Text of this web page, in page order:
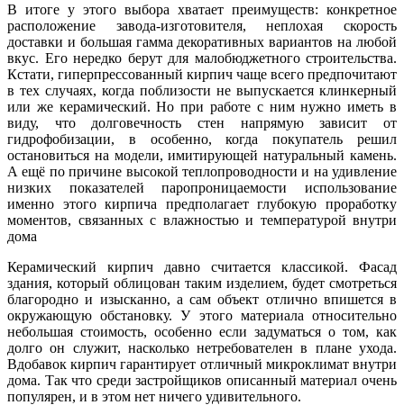
В итоге у этого выбора хватает преимуществ: конкретное
расположение завода-изготовителя, неплохая скорость
доставки и большая гамма декоративных вариантов на любой
вкус. Его нередко берут для малобюджетного строительства.
Кстати, гиперпрессованный кирпич чаще всего предпочитают
в тех случаях, когда поблизости не выпускается клинкерный
или же керамический. Но при работе с ним нужно иметь в
виду, что долговечность стен напрямую зависит от
гидрофобизации, в особенно, когда покупатель решил
остановиться на модели, имитирующей натуральный камень.
А ещё по причине высокой теплопроводности и на удивление
низких показателей паропроницаемости использование
именно этого кирпича предполагает глубокую проработку
моментов, связанных с влажностью и температурой внутри
дома
Керамический кирпич давно считается классикой. Фасад
здания, который облицован таким изделием, будет смотреться
благородно и изысканно, а сам объект отлично впишется в
окружающую обстановку. У этого материала относительно
небольшая стоимость, особенно если задуматься о том, как
долго он служит, насколько нетребователен в плане ухода.
Вдобавок кирпич гарантирует отличный микроклимат внутри
дома. Так что среди застройщиков описанный материал очень
популярен, и в этом нет ничего удивительного.